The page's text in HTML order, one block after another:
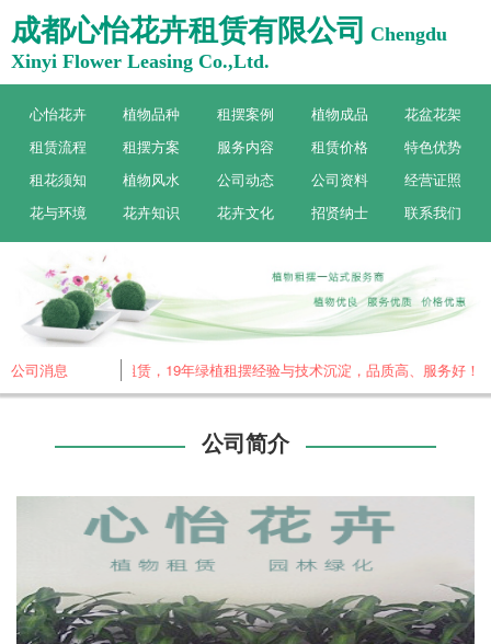
成都心怡花卉租赁有限公司 Chengdu
Xinyi Flower Leasing Co.,Ltd.
心怡花卉 植物品种 租摆案例 植物成品
花盆花架
租赁流程
租摆方案 服务内容 租赁价格
特色优势
租花须知
植物风水 公司动态 公司资料
经营证照
花与环境
花卉知识 花卉文化 招贤纳士 联系我们
公司消息
花卉，专做植物租赁，19年绿植租摆经验与技术沉淀，品质高、服务好！欢
公司简介